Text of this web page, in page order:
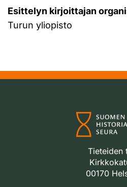
Esittelyn kirjoittajan
Turun yliopisto
Tieteiden
00170